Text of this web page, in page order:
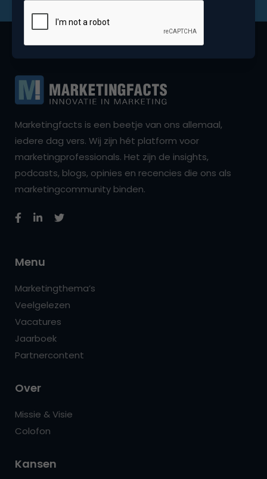
Marketingfacts is een beetje van ons allemaal,
iedere dag vers. Wij zijn hét platform voor
marketingprofessionals. Het zijn de insights,
podcasts, blogs, opinies en recencies die ons als
marketingcommunity binden.
Menu
Marketingthema’s
Veelgelezen
Vacatures
Jaarboek
Partnercontent
Over
Missie & Visie
Colofon
Kansen